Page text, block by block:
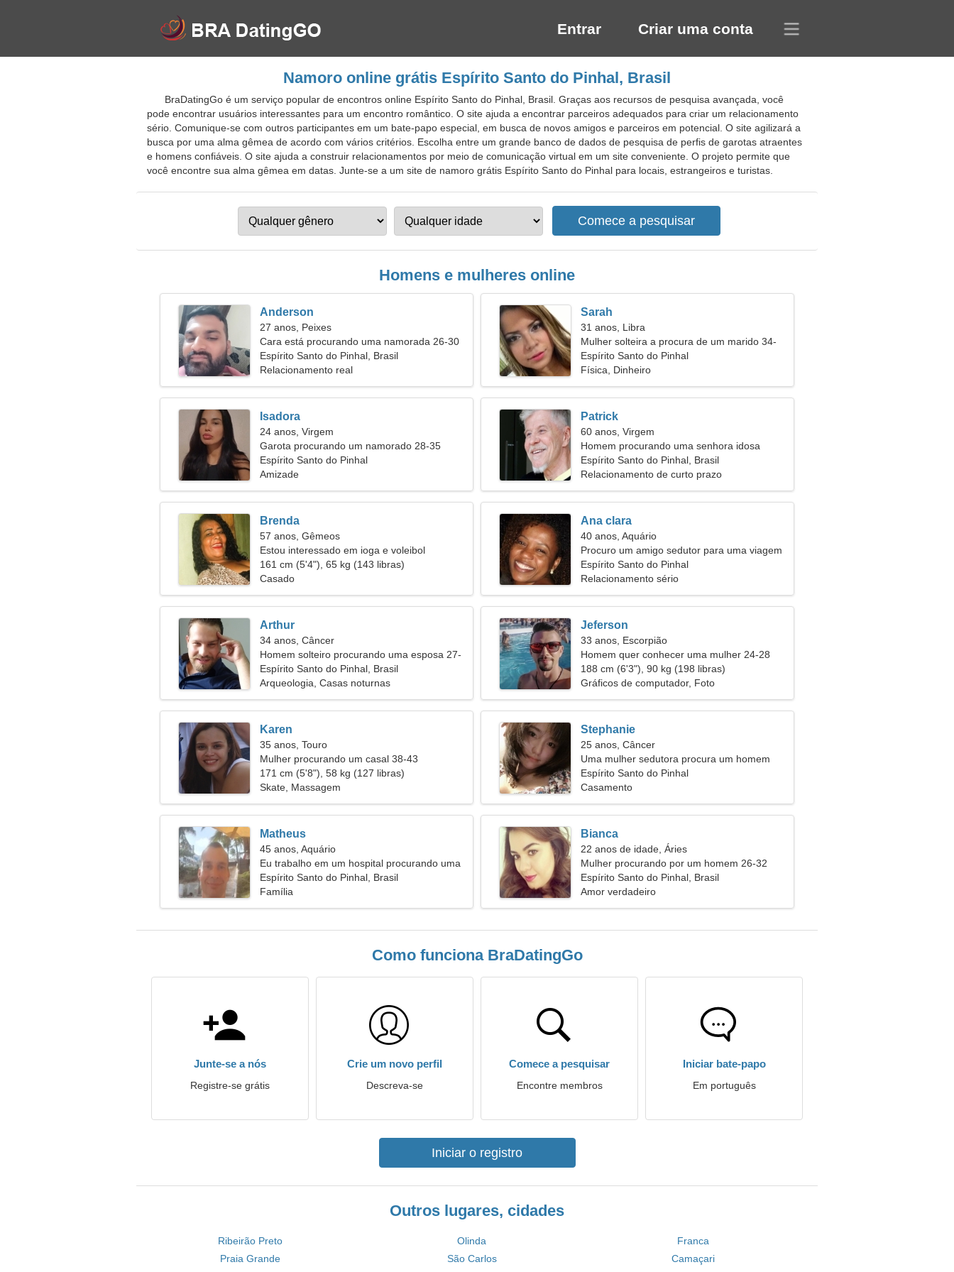
Entrar Criar uma conta
Namoro online grátis Espírito Santo do Pinhal, Brasil
BraDatingGo é um serviço popular de encontros online Espírito Santo do Pinhal, Brasil. Graças aos recursos de pesquisa avançada, você
pode encontrar usuários interessantes para um encontro romântico. O site ajuda a encontrar parceiros adequados para criar um relacionamento
sério. Comunique-se com outros participantes em um bate-papo especial, em busca de novos amigos e parceiros em potencial. O site agilizará a
busca por uma alma gêmea de acordo com vários critérios. Escolha entre um grande banco de dados de pesquisa de perfis de garotas atraentes
e homens confiáveis. O site ajuda a construir relacionamentos por meio de comunicação virtual em um site conveniente. O projeto permite que
você encontre sua alma gêmea em datas. Junte-se a um site de namoro grátis Espírito Santo do Pinhal para locais, estrangeiros e turistas.
Homens e mulheres online
Anderson
27 anos, Peixes
Cara está procurando uma namorada 26-30
Espírito Santo do Pinhal, Brasil
Relacionamento real
Sarah
31 anos, Libra
Mulher solteira a procura de um marido 34-
38
Espírito Santo do Pinhal
Física, Dinheiro
Isadora
24 anos, Virgem
Garota procurando um namorado 28-35
Espírito Santo do Pinhal
Amizade
Patrick
60 anos, Virgem
Homem procurando uma senhora idosa
Espírito Santo do Pinhal, Brasil
Relacionamento de curto prazo
Brenda
57 anos, Gêmeos
Estou interessado em ioga e voleibol
161 cm (5'4"), 65 kg (143 libras)
Casado
Ana clara
40 anos, Aquário
Procuro um amigo sedutor para uma viagem
conjunta
Espírito Santo do Pinhal
Relacionamento sério
Arthur
34 anos, Câncer
Homem solteiro procurando uma esposa 27-
29
Espírito Santo do Pinhal, Brasil
Arqueologia, Casas noturnas
Jeferson
33 anos, Escorpião
Homem quer conhecer uma mulher 24-28
188 cm (6'3"), 90 kg (198 libras)
Gráficos de computador, Foto
Karen
35 anos, Touro
Mulher procurando um casal 38-43
171 cm (5'8"), 58 kg (127 libras)
Skate, Massagem
Stephanie
25 anos, Câncer
Uma mulher sedutora procura um homem
Espírito Santo do Pinhal
Casamento
Matheus
45 anos, Aquário
Eu trabalho em um hospital procurando uma
mulher fantástica
Espírito Santo do Pinhal, Brasil
Família
Bianca
22 anos de idade, Áries
Mulher procurando por um homem 26-32
Espírito Santo do Pinhal, Brasil
Amor verdadeiro
Como funciona BraDatingGo
Junte-se a nós
Registre-se grátis
Crie um novo perfil
Descreva-se
Comece a pesquisar
Encontre membros
Iniciar bate-papo
Em português
Iniciar o registro
Outros lugares, cidades
Ribeirão Preto Olinda
Franca
Praia Grande
São Carlos
Camaçari